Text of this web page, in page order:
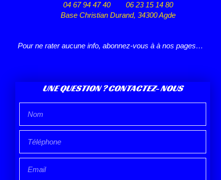
04 67 94 47 40
06 23 15 14 80
Base Christian Durand, 34300 Agde
Pour ne rater aucune info, abonnez-vous à à nos pages…
UNE QUESTION ? CONTACTEZ- NOUS